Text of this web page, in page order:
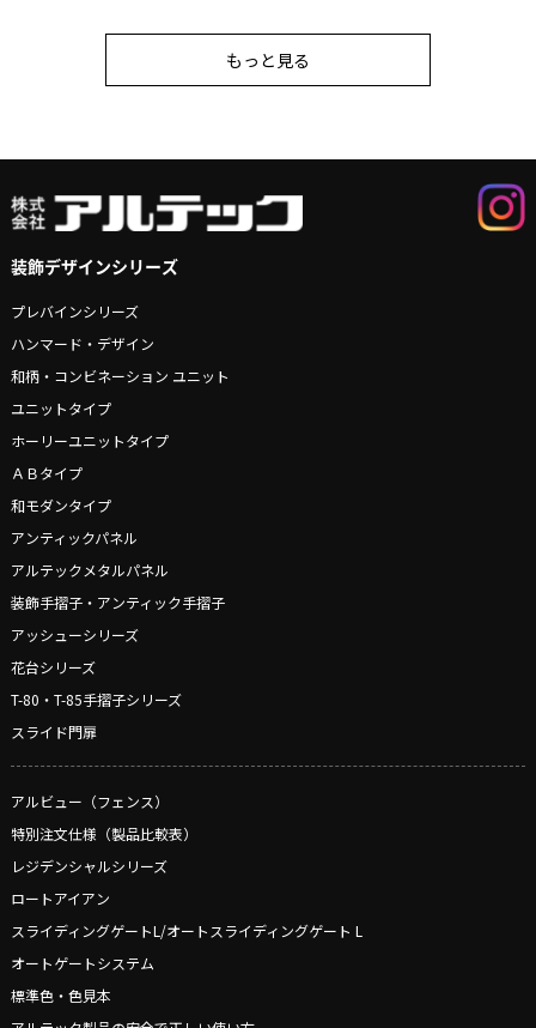
もっと見る
装飾デザインシリーズ
プレバインシリーズ
ハンマード・デザイン
和柄・コンビネーション ユニット
ユニットタイプ
ホーリーユニットタイプ
ＡＢタイプ
和モダンタイプ
アンティックパネル
アルテックメタルパネル
装飾手摺子・アンティック手摺子
アッシューシリーズ
花台シリーズ
T-80・T-85手摺子シリーズ
スライド門扉
アルビュー（フェンス）
特別注文仕様（製品比較表）
レジデンシャルシリーズ
ロートアイアン
スライディングゲートL/オートスライディングゲート L
オートゲートシステム
標準色・色見本